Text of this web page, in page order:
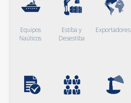
Equipos
Naúticos
Estiba y
Desestiba
Exportadores